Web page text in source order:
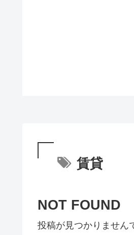
賃貸
NOT FOUND
投稿が見つかりません